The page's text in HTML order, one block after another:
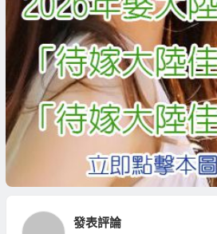
發表評論